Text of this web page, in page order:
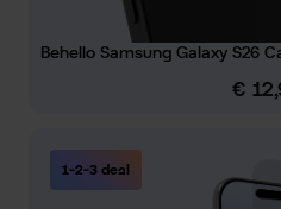
Behello Samsung Galaxy S26
€
1-2-3 deal